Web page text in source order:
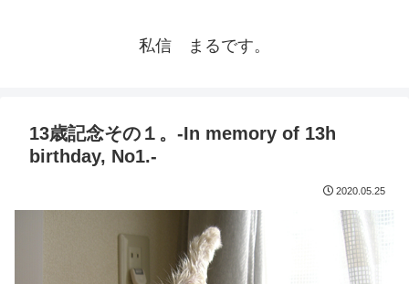
私信 まるです。
13歳記念その１。-In memory of 13h
birthday, No1.-
2020.05.25